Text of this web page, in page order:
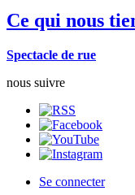
Ce qui nous
Spectacle de rue
nous suivre
Se connecter